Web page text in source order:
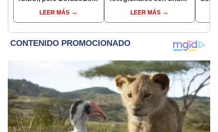
Indecopi multó a la
empresa con más de S/
LEER MÁS
Serenazgo recuperó el
dinero
LEER MÁS